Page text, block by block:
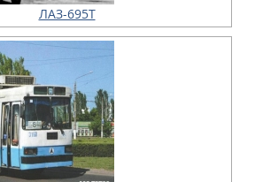
ЛАЗ-695Т